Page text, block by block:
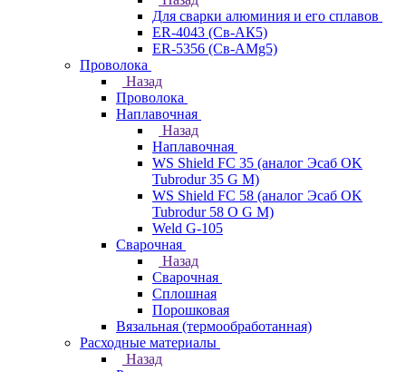
Для сварки алюминия и его сплавов
ER-4043 (Св-АК5)
ER-5356 (Св-АМg5)
Проволока
Назад
Проволока
Наплавочная
Назад
Наплавочная
WS Shield FC 35 (аналог Эсаб OK
Tubrodur 35 G M)
WS Shield FC 58 (аналог Эсаб OK
Tubrodur 58 O G M)
Weld G-105
Сварочная
Назад
Сварочная
Сплошная
Порошковая
Вязальная (термообработанная)
Расходные материалы
Назад